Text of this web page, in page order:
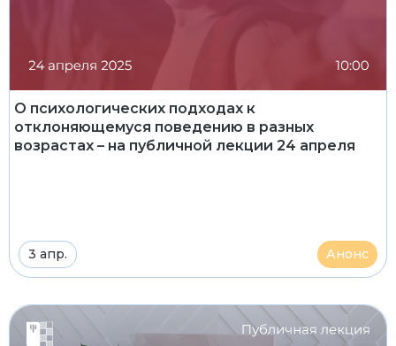
О психологических подходах к
отклоняющемуся поведению в разных
возрастах – на публичной лекции 24 апреля
3 апр. Анонс